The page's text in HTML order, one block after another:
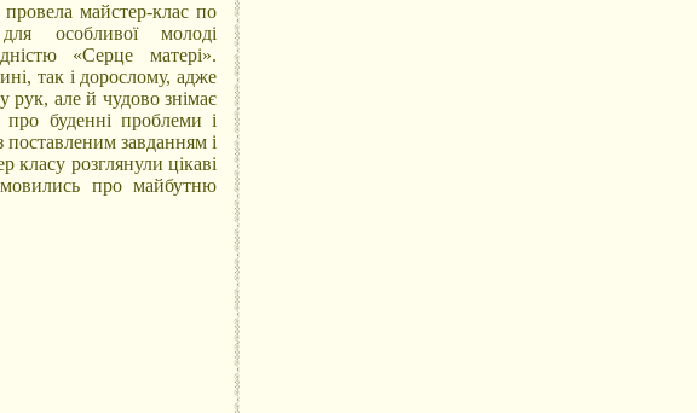
майстер-клас по
особливої молоді
«Серце матері».
так і дорослому, адже
рук, але й чудово знімає
буденні проблеми і
завданням і
класу розглянули цікаві
про майбутню